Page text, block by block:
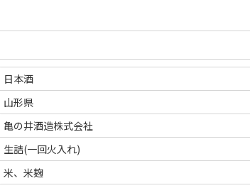
日本酒
山形県
亀の井酒造株式会社
生詰(一回火入れ)
米、米麹